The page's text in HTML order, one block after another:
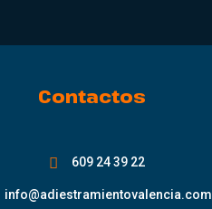
Contactos
609 24 39 22
info@adiestramientovalencia.com